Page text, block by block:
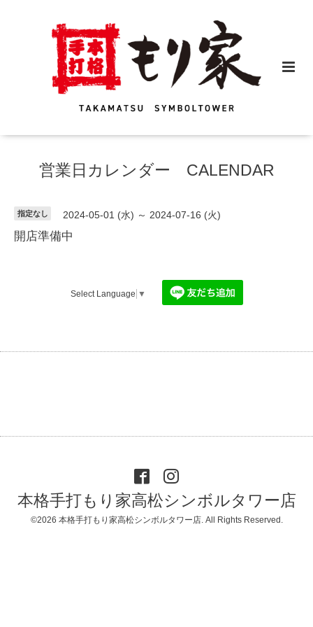
営業日カレンダー CALENDAR
指定なし 2024-05-01 (水) ～ 2024-07-16 (火)
開店準備中
Select Language ▼
本格手打もり家高松シンボルタワー店
©2026 本格手打もり家高松シンボルタワー店. All Rights Reserved.